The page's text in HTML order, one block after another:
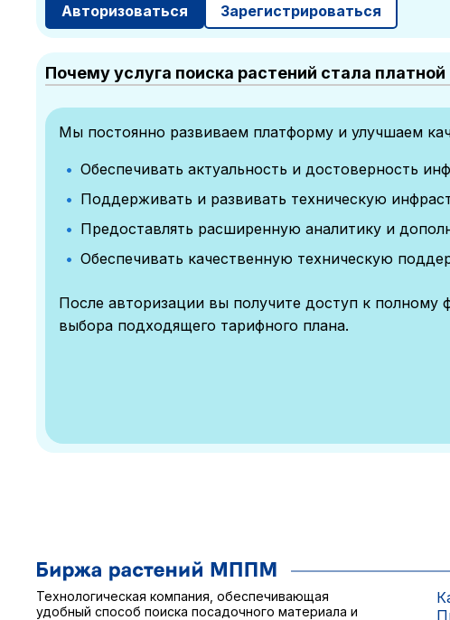
Авторизоваться Зарегистрироваться
Почему услуга поиска растений стала платной
Мы постоянно развиваем платформу и улучшаем
Обеспечивать актуальность и достоверность
Поддерживать и развивать техническую
Предоставлять расширенную аналитику и
Обеспечивать качественную техническую
После авторизации вы получите доступ к
выбора подходящего тарифного плана.
Технологическая компания, обеспечивающая
удобный способ поиска посадочного материала и